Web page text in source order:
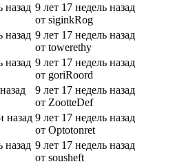
назад 9 лет 17 недель назад
от siginkRog
назад 9 лет 17 недель назад
от towerethy
назад 9 лет 17 недель назад
от goriRoord
9 лет 17 недель назад
от ZootteDef
назад 9 лет 17 недель назад
от Optotonret
назад 9 лет 17 недель назад
от sousheft